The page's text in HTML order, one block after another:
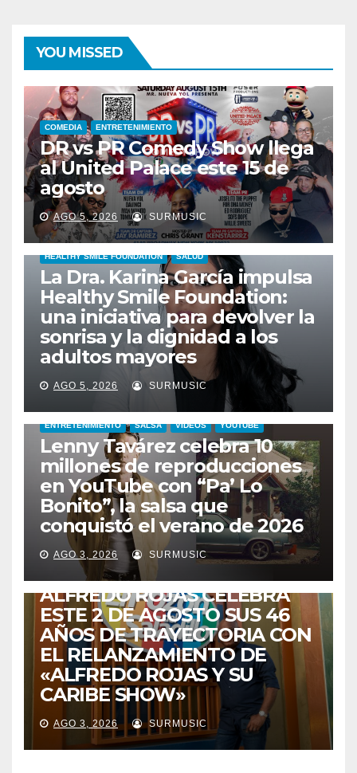
YOU MISSED
COMEDIA ENTRETENIMIENTO
DR vs PR Comedy Show llega
al United Palace este 15 de
agosto
AGO 5, 2026 SURMUSIC
HEALTHY SMILE FOUNDATION SALUD
La Dra. Karina García impulsa
Healthy Smile Foundation:
una iniciativa para devolver la
sonrisa y la dignidad a los
adultos mayores
AGO 5, 2026 SURMUSIC
ENTRETENIMIENTO SALSA VIDEOS YOUTUBE
Lenny Tavárez celebra 10
millones de reproducciones
en YouTube con “Pa’ Lo
Bonito”, la salsa que
conquistó el verano de 2026
AGO 3, 2026 SURMUSIC
CABIMAS ENTRETENIMIENTO TALENTO ZULIANO
VENEZUELA
DE VUELTA A CASA:
ALFREDO ROJAS CELEBRA
ESTE 2 DE AGOSTO SUS 46
AÑOS DE TRAYECTORIA CON
EL RELANZAMIENTO DE
«ALFREDO ROJAS Y SU
CARIBE SHOW»
AGO 3, 2026 SURMUSIC